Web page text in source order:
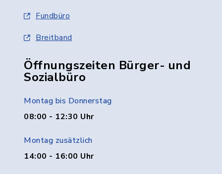
Fundbüro
Breitband
Öffnungszeiten Bürger- und
Sozialbüro
Montag bis Donnerstag
08:00 - 12:30 Uhr
Montag zusätzlich
14:00 - 16:00 Uhr